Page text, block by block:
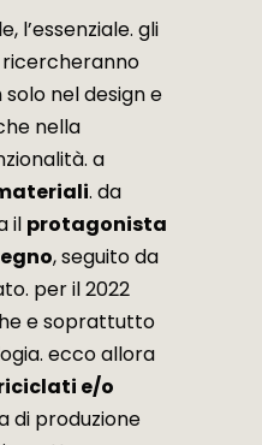
l’essenziale. gli
nel design e
nella
a
. da
il protagonista
, seguito da
per il 2022
e soprattutto
ecco allora
e/o
di produzione